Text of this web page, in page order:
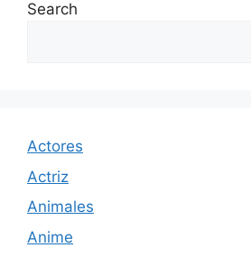
Search
Actores
Actriz
Animales
Anime